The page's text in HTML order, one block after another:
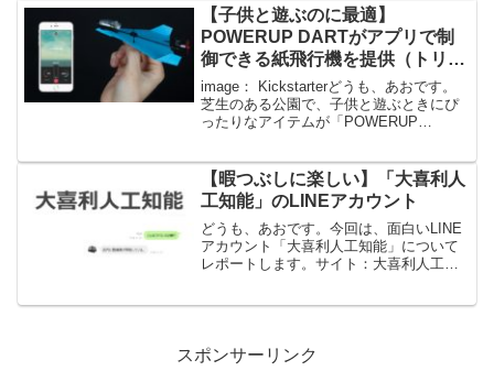
放置ではなく、少し距離を置いた場所か
ら見守ってくれています。...
【子供と遊ぶのに最適】
POWERUP DARTがアプリで制
御できる紙飛行機を提供（トリッ
ク機能付き）
image： Kickstarterどうも、あおです。
芝生のある公園で、子供と遊ぶときにぴ
ったりなアイテムが「POWERUP
えます。詳しくはこちら：POWERUP...
【暇つぶしに楽しい】「大喜利人
工知能」のLINEアカウント
どうも、あおです。今回は、面白いLINE
アカウント「大喜利人工知能」について
レポートします。サイト：大喜利人工知
スポンサーリンク